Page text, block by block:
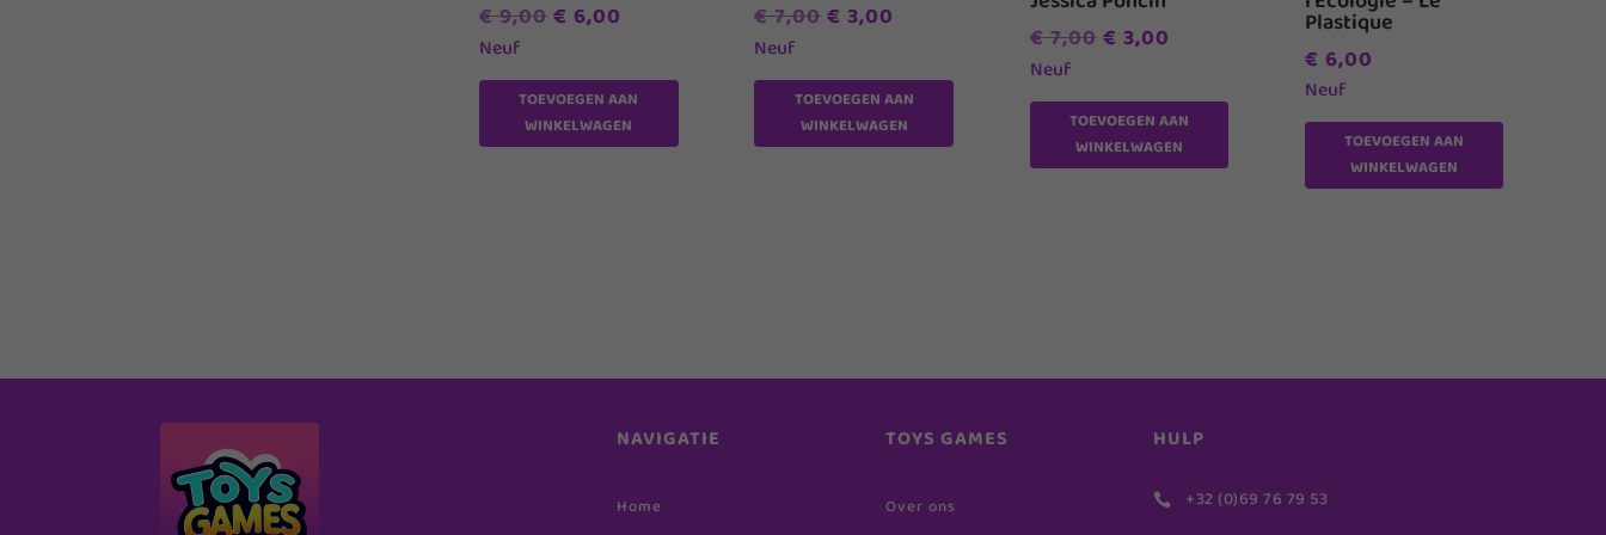
€9,00Oorspronkelijke
was:
€ 9,00.
€ 6,00
is:
€ 6,00.
Neuf
TOEVOEGEN AAN
WINKELWAGEN
€7,00Oorspronkelijke
was:
€ 7,00.
€ 3,00
is:
€ 3,00.
Neuf
TOEVOEGEN AAN
WINKELWAGEN
€7,00Oorspronkelijke
was:
€ 7,00.
€ 3,00
is:
€ 3,00.
Neuf
TOEVOEGEN AAN
WINKELWAGEN
Plastique
€ 6,00
Neuf
TOEVOEGEN AAN
WINKELWAGEN
NAVIGATIE
Home
TOYS GAMES
Over ons
HULP
 +32 (0)69 76 79 53